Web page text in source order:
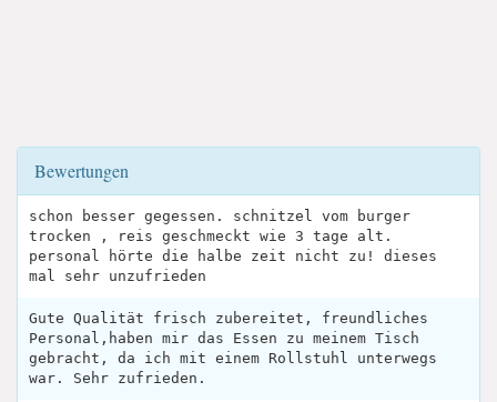
Bewertungen
schon besser gegessen. schnitzel vom burger
trocken , reis geschmeckt wie 3 tage alt.
personal hörte die halbe zeit nicht zu! dieses
mal sehr unzufrieden
Gute Qualität frisch zubereitet, freundliches
Personal,haben mir das Essen zu meinem Tisch
gebracht, da ich mit einem Rollstuhl unterwegs
war. Sehr zufrieden.